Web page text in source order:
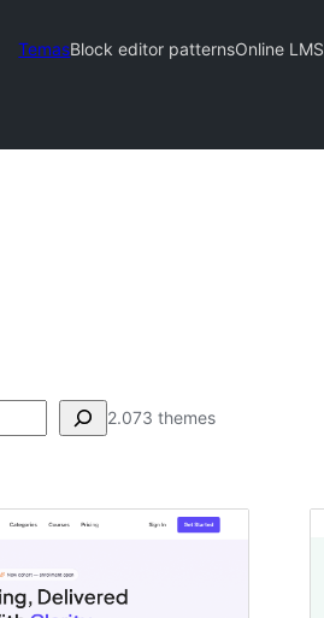
TemasBlock editor patternsOnline LMS
2.073 themes